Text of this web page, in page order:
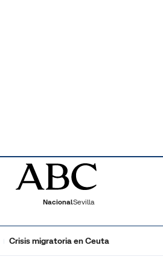
NacionalSevilla
Crisis migratoria en Ceuta